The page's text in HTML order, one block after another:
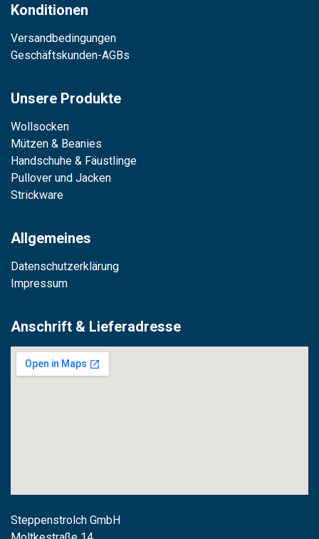
Konditionen
Versandbedingungen
Geschäftskunden-AGBs
Unsere Produkte
Wollsocken
Mützen & Beanies
Handschuhe & Fäustlinge
Pullover und Jacken
Strickware
Allgemeines
Datenschutzerklärung
Impressum
Anschrift & Lieferadresse
Steppenstrolch GmbH